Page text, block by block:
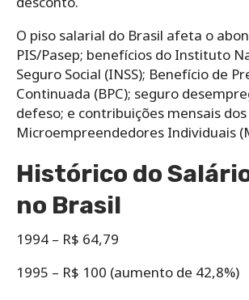
O piso salarial do Brasil afeta o
PIS/Pasep; benefícios do Instituto
Seguro Social (INSS); Benefício de
Continuada (BPC); seguro
defeso; e contribuições mensais dos
Microempreendedores Individuais
Histórico do
no Brasil
1994 – R$ 64,79
1995 – R$ 100 (aumento de 42,8%)